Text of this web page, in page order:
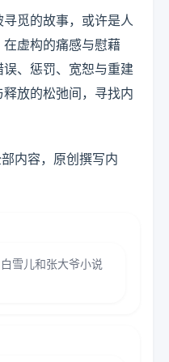
觅的故事，或许是人
虚构的痛感与慰藉
、惩罚、宽恕与重建
放的松弛间，寻找内
内容，原创撰写内
雪儿和张大爷小说